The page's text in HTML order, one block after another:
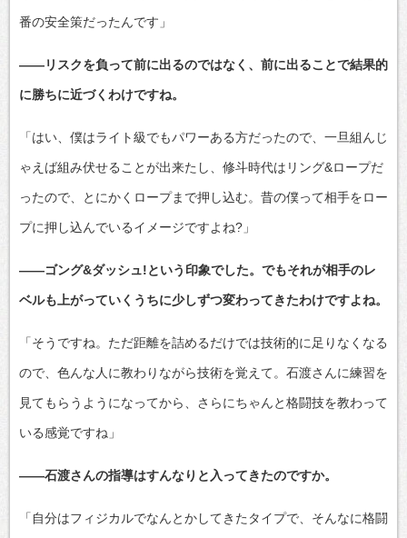
番の安全策だったんです」
――リスクを負って前に出るのではなく、前に出ることで結果的
に勝ちに近づくわけですね。
「はい、僕はライト級でもパワーある方だったので、一旦組んじ
ゃえば組み伏せることが出来たし、修斗時代はリング&ロープだ
ったので、とにかくロープまで押し込む。昔の僕って相手をロー
プに押し込んでいるイメージですよね?」
――ゴング&ダッシュ!という印象でした。でもそれが相手のレ
ベルも上がっていくうちに少しずつ変わってきたわけですよね。
「そうですね。ただ距離を詰めるだけでは技術的に足りなくなる
ので、色んな人に教わりながら技術を覚えて。石渡さんに練習を
見てもらうようになってから、さらにちゃんと格闘技を教わって
いる感覚ですね」
――石渡さんの指導はすんなりと入ってきたのですか。
「自分はフィジカルでなんとかしてきたタイプで、そんなに格闘